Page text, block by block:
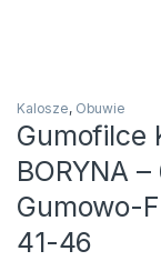
Kalosze, Obuwie
Gumofilce
BORYNA
Gumowo-
41-46